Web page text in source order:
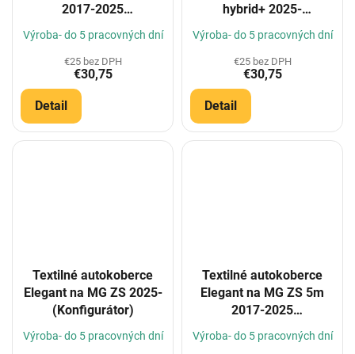
2017-2025
(Konfigurátor)
Výroba- do 5 pracovných dní
€25 bez DPH
€30,75
Detail
hybrid+ 2025-
(Konfigurátor)
Výroba- do 5 pracovných dní
€25 bez DPH
€30,75
Detail
Textilné autokoberce
Elegant na MG ZS 2025-
(Konfigurátor)
Výroba- do 5 pracovných dní
Textilné autokoberce
Elegant na MG ZS 5m
2017-2025
(Konfigurátor)
Výroba- do 5 pracovných dní